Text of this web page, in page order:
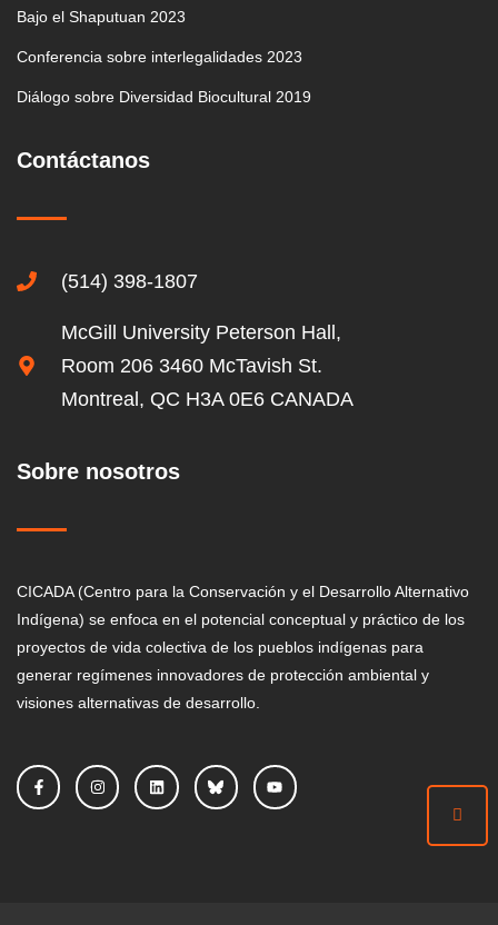
Bajo el Shaputuan 2023
Conferencia sobre interlegalidades 2023
Diálogo sobre Diversidad Biocultural 2019
Contáctanos
(514) 398-1807
McGill University Peterson Hall,
Room 206 3460 McTavish St.
Montreal, QC H3A 0E6 CANADA
Sobre nosotros
CICADA (Centro para la Conservación y el Desarrollo Alternativo
Indígena) se enfoca en el potencial conceptual y práctico de los
proyectos de vida colectiva de los pueblos indígenas para
generar regímenes innovadores de protección ambiental y
visiones alternativas de desarrollo.